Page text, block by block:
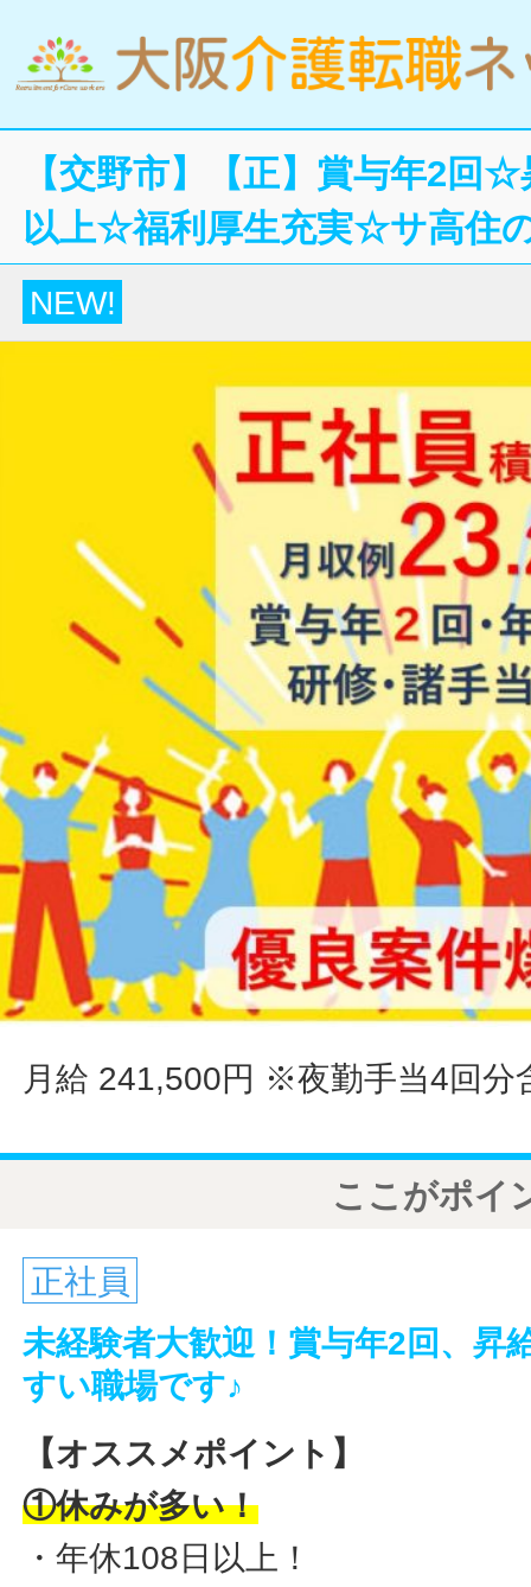
【交野市】【正】賞与年2回
以上☆福利厚生充実☆サ高住
NEW!
月給 241,500円 ※夜勤手当4回分
ここがポイ
正社員
未経験者大歓迎！賞与年2回、昇
すい職場です♪
【オススメポイント】
①休みが多い！
・年休108日以上！